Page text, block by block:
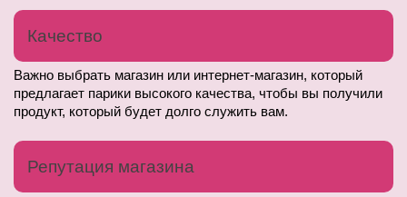
Качество
Важно выбрать магазин или интернет-магазин, который
предлагает парики высокого качества, чтобы вы получили
продукт, который будет долго служить вам.
Репутация магазина